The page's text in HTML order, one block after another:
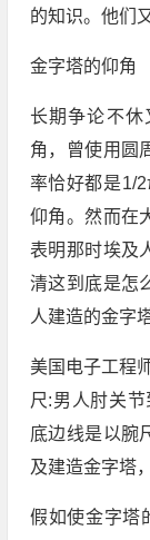
的知识。他们
金字塔的仰角
长期争论不
角，曾使用圆
率恰好都是1/
仰角。然而在
表明那时埃及
清这到底是怎
人建造的金字塔
美国电子工程
尺:男人肘关
底边线是以腕
及建造金字塔
假如使金字塔